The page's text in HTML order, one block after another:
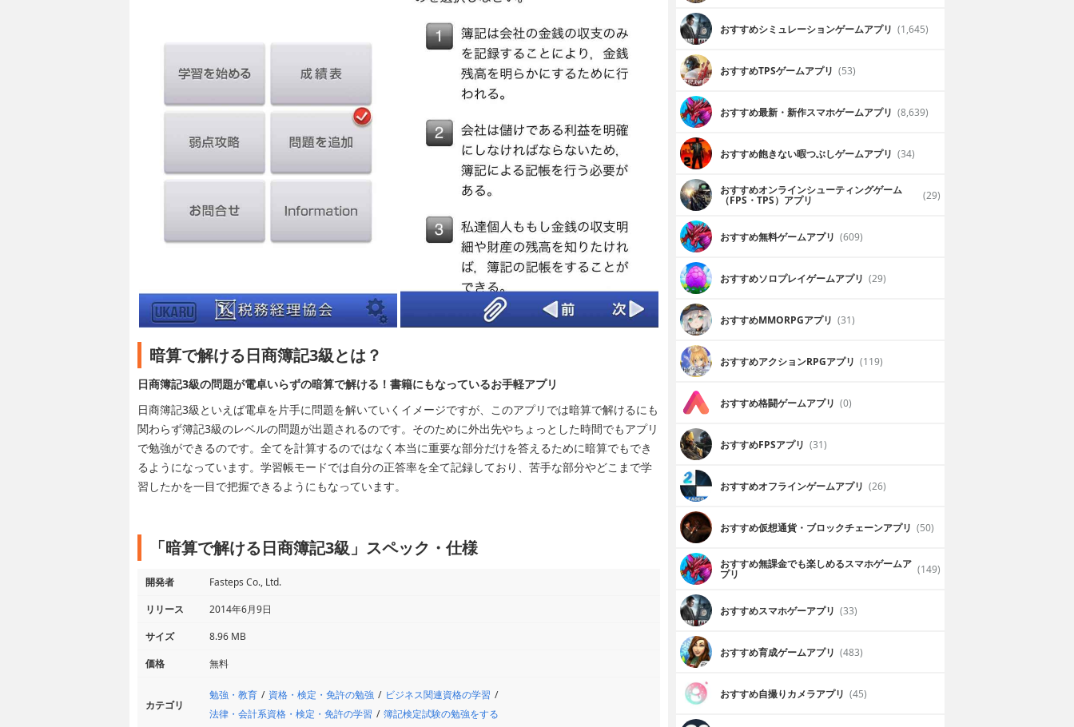
暗算で解ける日商簿記3級とは？
日商簿記3級の問題が電卓いらずの暗算で解ける！書籍にもなっているお手軽アプリ
日商簿記3級といえば電卓を片手に問題を解いていくイメージですが、このアプリでは暗算で解けるにも
関わらず簿記3級のレベルの問題が出題されるのです。そのために外出先やちょっとした時間でもアプリ
で勉強ができるのです。全てを計算するのではなく本当に重要な部分だけを答えるために暗算でもでき
るようになっています。学習帳モードでは自分の正答率を全て記録しており、苦手な部分やどこまで学
習したかを一目で把握できるようにもなっています。
「暗算で解ける日商簿記3級」スペック・仕様
開発者
Fasteps Co., Ltd.
リリース
2014年6月9日
サイズ
8.96 MB
価格
無料
カテゴリ
勉強・教育 資格・検定・免許の勉強
ビジネス関連資格の学習
法律・会計系資格・検定・免許の学習
簿記検定試験の勉強をする
おすすめシミュレーションゲームアプリ (1,645)
おすすめTPSゲームアプリ (53)
おすすめ最新・新作スマホゲームアプリ (8,639)
おすすめ飽きない暇つぶしゲームアプリ (34)
おすすめオンラインシューティングゲーム
（FPS・TPS）アプリ (29)
おすすめ無料ゲームアプリ (609)
おすすめソロプレイゲームアプリ (29)
おすすめ MMORPGアプリ (31)
おすすめアクションRPGアプリ (119)
おすすめ格闘ゲームアプリ (0)
おすすめFPSアプリ (31)
おすすめオフラインゲームアプリ (26)
おすすめ仮想通貨・ブロックチェーンアプリ (50)
おすすめ無課金でも楽しめるスマホゲームア
プリ (149)
おすすめスマホゲーアプリ (33)
おすすめ育成ゲームアプリ (483)
おすすめ自撮りカメラアプリ (45)